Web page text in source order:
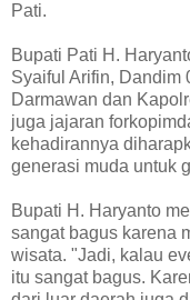
Pati.
Bupati Pati H.
Syaiful Arifin, Dandim
Darmawan dan
juga jajaran
kehadirannya
generasi muda untuk
Bupati H. Haryanto
sangat bagus karena
wisata. "Jadi, kalau
itu sangat bagus.